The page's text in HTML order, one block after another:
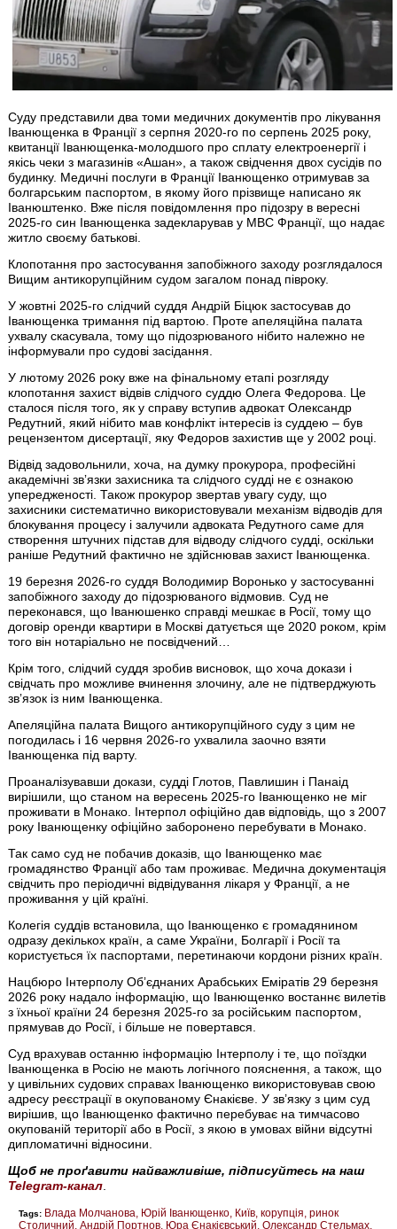
Суду представили два томи медичних документів про лікування
Іванющенка в Франції з серпня 2020-го по серпень 2025 року,
квитанції Іванющенка-молодшого про сплату електроенергії і
якісь чеки з магазинів «Ашан», а також свідчення двох сусідів по
будинку. Медичні послуги в Франції Іванющенко отримував за
болгарським паспортом, в якому його прізвище написано як
Іванюштенко. Вже після повідомлення про підозру в вересні
2025-го син Іванющенка задекларував у МВС Франції, що надає
житло своєму батькові.
Клопотання про застосування запобіжного заходу розглядалося
Вищим антикорупційним судом загалом понад півроку.
У жовтні 2025-го слідчий суддя Андрій Біцюк застосував до
Іванющенка тримання під вартою. Проте апеляційна палата
ухвалу скасувала, тому що підозрюваного нібито належно не
інформували про судові засідання.
У лютому 2026 року вже на фінальному етапі розгляду
клопотання захист відвів слідчого суддю Олега Федорова. Це
сталося після того, як у справу вступив адвокат Олександр
Редутний, який нібито мав конфлікт інтересів із суддею – був
рецензентом дисертації, яку Федоров захистив ще у 2002 році.
Відвід задовольнили, хоча, на думку прокурора, професійні
академічні звʼязки захисника та слідчого судді не є ознакою
упередженості. Також прокурор звертав увагу суду, що
захисники систематично використовували механізм відводів для
блокування процесу і залучили адвоката Редутного саме для
створення штучних підстав для відводу слідчого судді, оскільки
раніше Редутний фактично не здійснював захист Іванющенка.
19 березня 2026-го суддя Володимир Воронько у застосуванні
запобіжного заходу до підозрюваного відмовив. Суд не
переконався, що Іванюшенко справді мешкає в Росії, тому що
договір оренди квартири в Москві датується ще 2020 роком, крім
того він нотаріально не посвідчений…
Крім того, слідчий суддя зробив висновок, що хоча докази і
свідчать про можливе вчинення злочину, але не підтверджують
звʼязок із ним Іванющенка.
Апеляційна палата Вищого антикорупційного суду з цим не
погодилась і 16 червня 2026-го ухвалила заочно взяти
Іванющенка під варту.
Проаналізувавши докази, судді Глотов, Павлишин і Панаід
вирішили, що станом на вересень 2025-го Іванющенко не міг
проживати в Монако. Інтерпол офіційно дав відповідь, що з 2007
року Іванющенку офіційно заборонено перебувати в Монако.
Так само суд не побачив доказів, що Іванющенко має
громадянство Франції або там проживає. Медична документація
свідчить про періодичні відвідування лікаря у Франції, а не
проживання у цій країні.
Колегія суддів встановила, що Іванющенко є громадянином
одразу декількох країн, а саме України, Болгарії і Росії та
користується їх паспортами, перетинаючи кордони різних країн.
Нацбюро Інтерполу Обʼєднаних Арабських Еміратів 29 березня
2026 року надало інформацію, що Іванющенко востаннє вилетів
з їхньої країни 24 березня 2025-го за російським паспортом,
прямував до Росії, і більше не повертався.
Суд врахував останню інформацію Інтерполу і те, що поїздки
Іванющенка в Росію не мають логічного пояснення, а також, що
у цивільних судових справах Іванющенко використовував свою
адресу реєстрації в окупованому Єнакієве. У зв’язку з цим суд
вирішив, що Іванющенко фактично перебуває на тимчасово
окупованій території або в Росії, з якою в умовах війни відсутні
дипломатичні відносини.
Щоб не проґавити найважливіше, підписуйтесь на наш
Telegram-канал
Tags: Влада Молчанова Юрій Іванющенко Київ корупція ринок
Столичний Андрій Портнов Юра Єнакієвський Олександр Стельмах